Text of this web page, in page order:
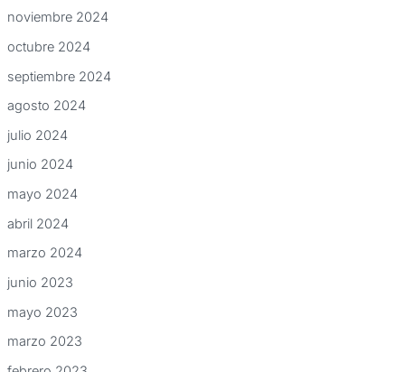
noviembre 2024
octubre 2024
septiembre 2024
agosto 2024
julio 2024
junio 2024
mayo 2024
abril 2024
marzo 2024
junio 2023
mayo 2023
marzo 2023